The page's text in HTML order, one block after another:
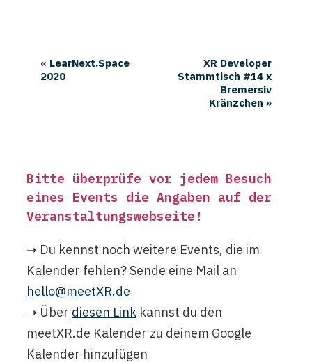
« LearNext.Space
2020
XR Developer
Stammtisch #14 x
Bremersiv
Kränzchen »
Bitte überprüfe vor jedem Besuch
eines Events die Angaben auf der
Veranstaltungswebseite !
➝ Du kennst noch weitere Events, die im
Kalender fehlen? Sende eine Mail an
hello@meetXR.de
➝ Über diesen Link kannst du den
meetXR.de Kalender zu deinem Google
Kalender hinzufügen